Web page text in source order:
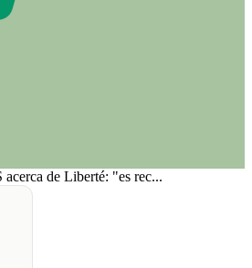
de Liberté: "es rec...